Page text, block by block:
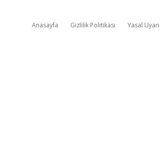
Anasayfa Gizlilik Politikası Yasal Uyarı